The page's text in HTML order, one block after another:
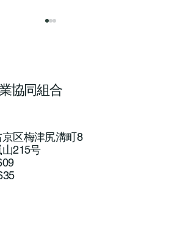
験教室を開催しました！
協同組合
区梅津尻溝町8
215号